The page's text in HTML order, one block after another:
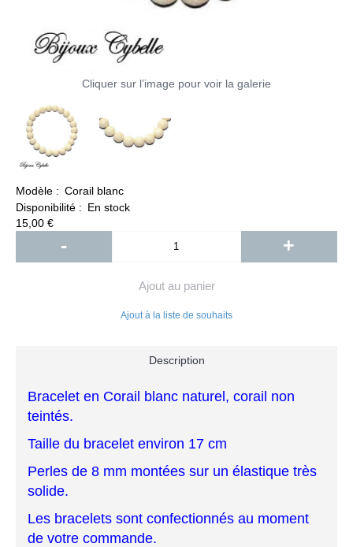
Cliquer sur l’image pour voir la galerie
Modèle : Corail blanc
Disponibilité : En stock
15,00 €
- +
Ajout au panier
Ajout à la liste de souhaits
Description
Bracelet en Corail blanc naturel, corail non
teintés.
Taille du bracelet environ 17 cm
Perles de 8 mm montées sur un élastique très
solide.
Les bracelets sont confectionnés au moment
de votre commande.